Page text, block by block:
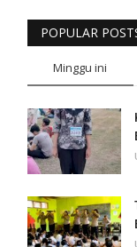
POPULAR
Minggu ini